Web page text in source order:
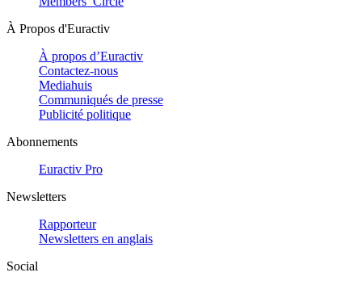
À Propos d'Euractiv
À propos d’Euractiv
Contactez-nous
Mediahuis
Communiqués de presse
Publicité politique
Abonnements
Euractiv Pro
Newsletters
Rapporteur
Newsletters en anglais
Social